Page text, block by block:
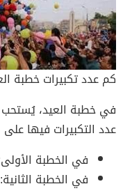
كم عدد تكبيرات خطبة
في خطبة العيد، يُستحب
عدد التكبيرات فيها على
في الخطبة الأولى: يُكبّر 9 تكبيرات في
في الخطبة الثانية: يُكبّر 7 تكبيرات